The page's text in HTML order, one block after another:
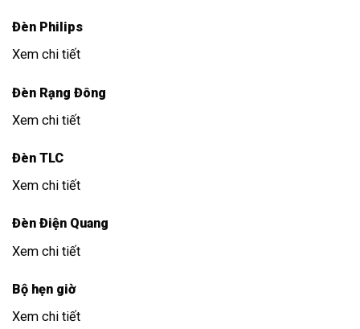
Đèn Philips
Xem chi tiết
Đèn Rạng Đông
Xem chi tiết
Đèn TLC
Xem chi tiết
Đèn Điện Quang
Xem chi tiết
Bộ hẹn giờ
Xem chi tiết